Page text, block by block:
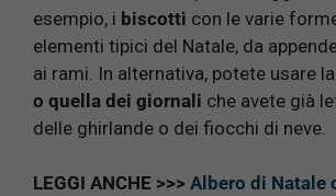
esempio, i biscotti con le varie
elementi tipici del Natale, da
ai rami. In alternativa, potete usare la
o quella dei giornali che avete già
delle ghirlande o dei fiocchi di neve.
LEGGI ANCHE >>> Albero di Natale